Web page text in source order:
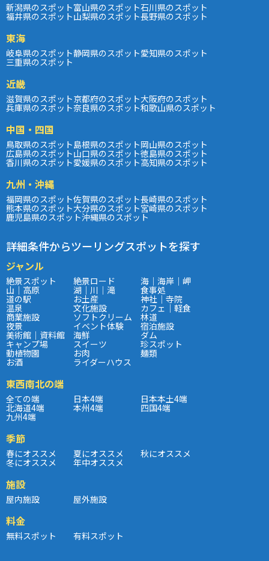
新潟県のスポット富山県のスポット石川県のスポット
福井県のスポット山梨県のスポット長野県のスポット
東海
岐阜県のスポット静岡県のスポット愛知県のスポット
三重県のスポット
近畿
滋賀県のスポット京都府のスポット大阪府のスポット
兵庫県のスポット奈良県のスポット和歌山県のスポット
中国・四国
鳥取県のスポット島根県のスポット岡山県のスポット
広島県のスポット山口県のスポット徳島県のスポット
香川県のスポット愛媛県のスポット高知県のスポット
九州・沖縄
福岡県のスポット佐賀県のスポット長崎県のスポット
熊本県のスポット大分県のスポット宮崎県のスポット
鹿児島県のスポット沖縄県のスポット
詳細条件からツーリングスポットを探す
ジャンル
絶景スポット 絶景ロード 海｜海岸｜岬
山｜高原 湖｜川｜滝 食事処
道の駅 お土産 神社｜寺院
温泉 文化施設 カフェ｜軽食
商業施設 ソフトクリーム 林道
夜景 イベント体験 宿泊施設
美術館｜資料館 海鮮 ダム
キャンプ場 スイーツ 珍スポット
動植物園 お肉 麺類
お酒 ライダーハウス
東西南北の端
全ての端 日本4端 日本本土4端
北海道4端 本州4端 四国4端
九州4端
季節
春にオススメ 夏にオススメ 秋にオススメ
冬にオススメ 年中オススメ
施設
屋内施設 屋外施設
料金
無料スポット 有料スポット